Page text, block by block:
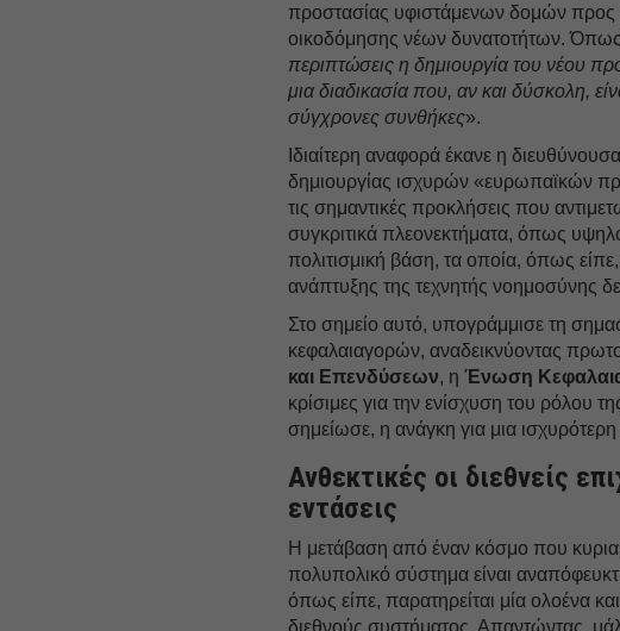
προστασίας υφιστάμενων δομών προς
οικοδόμησης νέων δυνατοτήτων. Όπως
περιπτώσεις η δημιουργία του νέου
μια διαδικασία που, αν και δύσκολη,
σύγχρονες συνθήκες».
Ιδιαίτερη αναφορά έκανε η
δημιουργίας ισχυρών «ευρωπαϊκών
τις σημαντικές προκλήσεις που
συγκριτικά πλεονεκτήματα, όπως
πολιτισμική βάση, τα οποία, όπως
ανάπτυξης της τεχνητής νοημοσύνης
Στο σημείο αυτό, υπογράμμισε τη
κεφαλαιαγορών, αναδεικνύοντας
και Επενδύσεων, ηΈνωση
κρίσιμες για την ενίσχυση του ρόλου
σημείωσε, η ανάγκη για μια
Ανθεκτικές οι διεθνείς
εντάσεις
Η μετάβαση από έναν κόσμο που
πολυπολικό σύστημα είναι
όπως είπε, παρατηρείται μία ολοένα
διεθνούς συστήματος. Απαντώντας,